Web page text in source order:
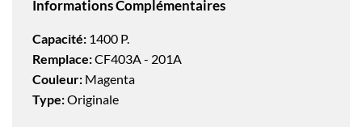
Informations Complémentaires
Capacité: 1400 P.
Remplace:CF403A - 201A
Couleur: Magenta
Type:Originale